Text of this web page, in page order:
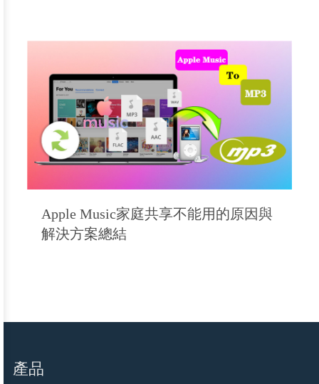
Apple Music家庭共享不能用的原因與
解決方案總結
產品